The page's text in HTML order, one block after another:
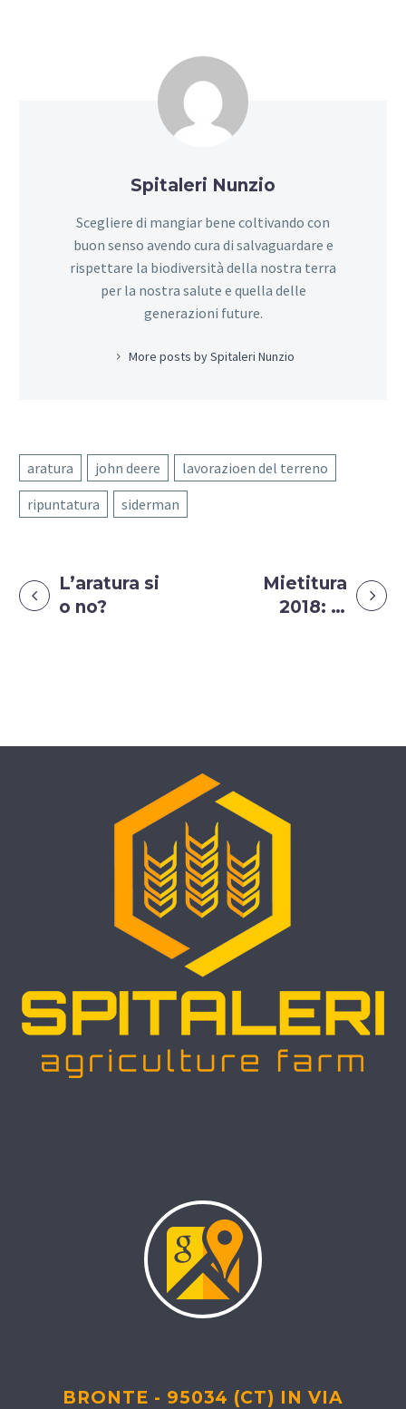
Spitaleri Nunzio
Scegliere di mangiar bene coltivando con
buon senso avendo cura di salvaguardare e
rispettare la biodiversità della nostra terra
per la nostra salute e quella delle
generazioni future.
More posts by Spitaleri Nunzio
aratura john deere
lavorazioen del terreno
ripuntatura
siderman
L’aratura si
o no?
Mietitura
2018: le
BRONTE - 95034 (CT) IN VIA